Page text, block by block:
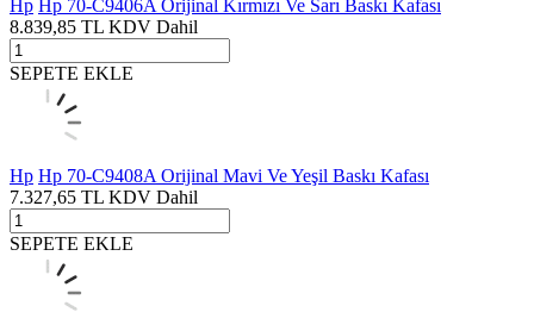
Hp Hp 70-C9406A Orijinal Kırmızı Ve Sarı Baskı Kafası
8.839,85 TL KDV Dahil
SEPETE EKLE
Hp Hp 70-C9408A Orijinal Mavi Ve Yeşil Baskı Kafası
7.327,65 TL KDV Dahil
SEPETE EKLE